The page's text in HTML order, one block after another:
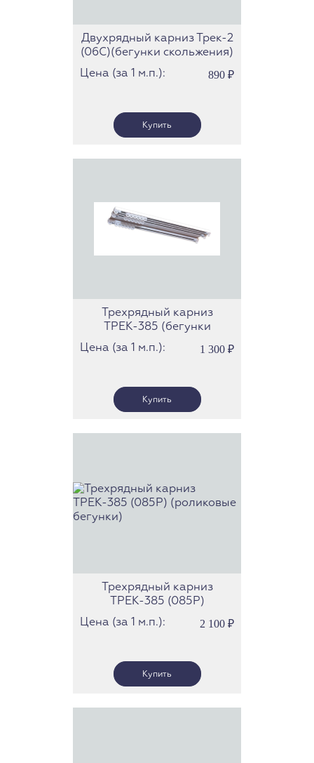
Двухрядный карниз Трек-2
(06С)(бегунки скольжения)
Цена (за 1 м.п.):
890 ₽
Трехрядный карниз
ТРЕК-385 (бегунки
скольжения)
Цена (за 1 м.п.): 1 300 ₽
Трехрядный карниз
ТРЕК-385 (085Р)
(роликовые бегунки)
Цена (за 1 м.п.): 2 100 ₽